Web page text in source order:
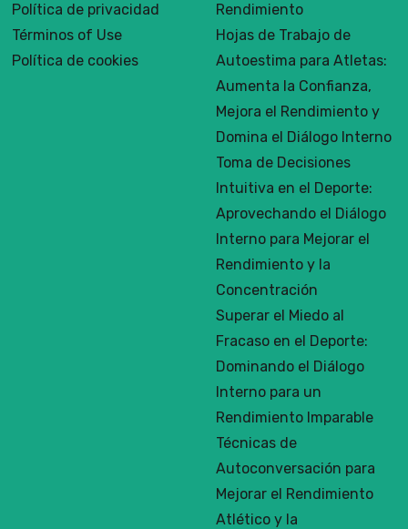
Política de privacidad
Términos of Use
Política de cookies
Rendimiento
Hojas de Trabajo de
Autoestima para Atletas:
Aumenta la Confianza,
Mejora el Rendimiento y
Domina el Diálogo Interno
Toma de Decisiones
Intuitiva en el Deporte:
Aprovechando el Diálogo
Interno para Mejorar el
Rendimiento y la
Concentración
Superar el Miedo al
Fracaso en el Deporte:
Dominando el Diálogo
Interno para un
Rendimiento Imparable
Técnicas de
Autoconversación para
Mejorar el Rendimiento
Atlético y la